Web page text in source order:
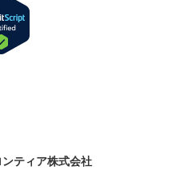
ティア株式会社